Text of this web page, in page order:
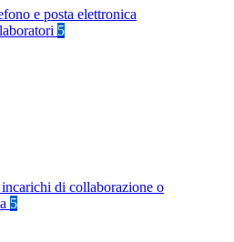
e posta elettronica
5
di collaborazione o
5